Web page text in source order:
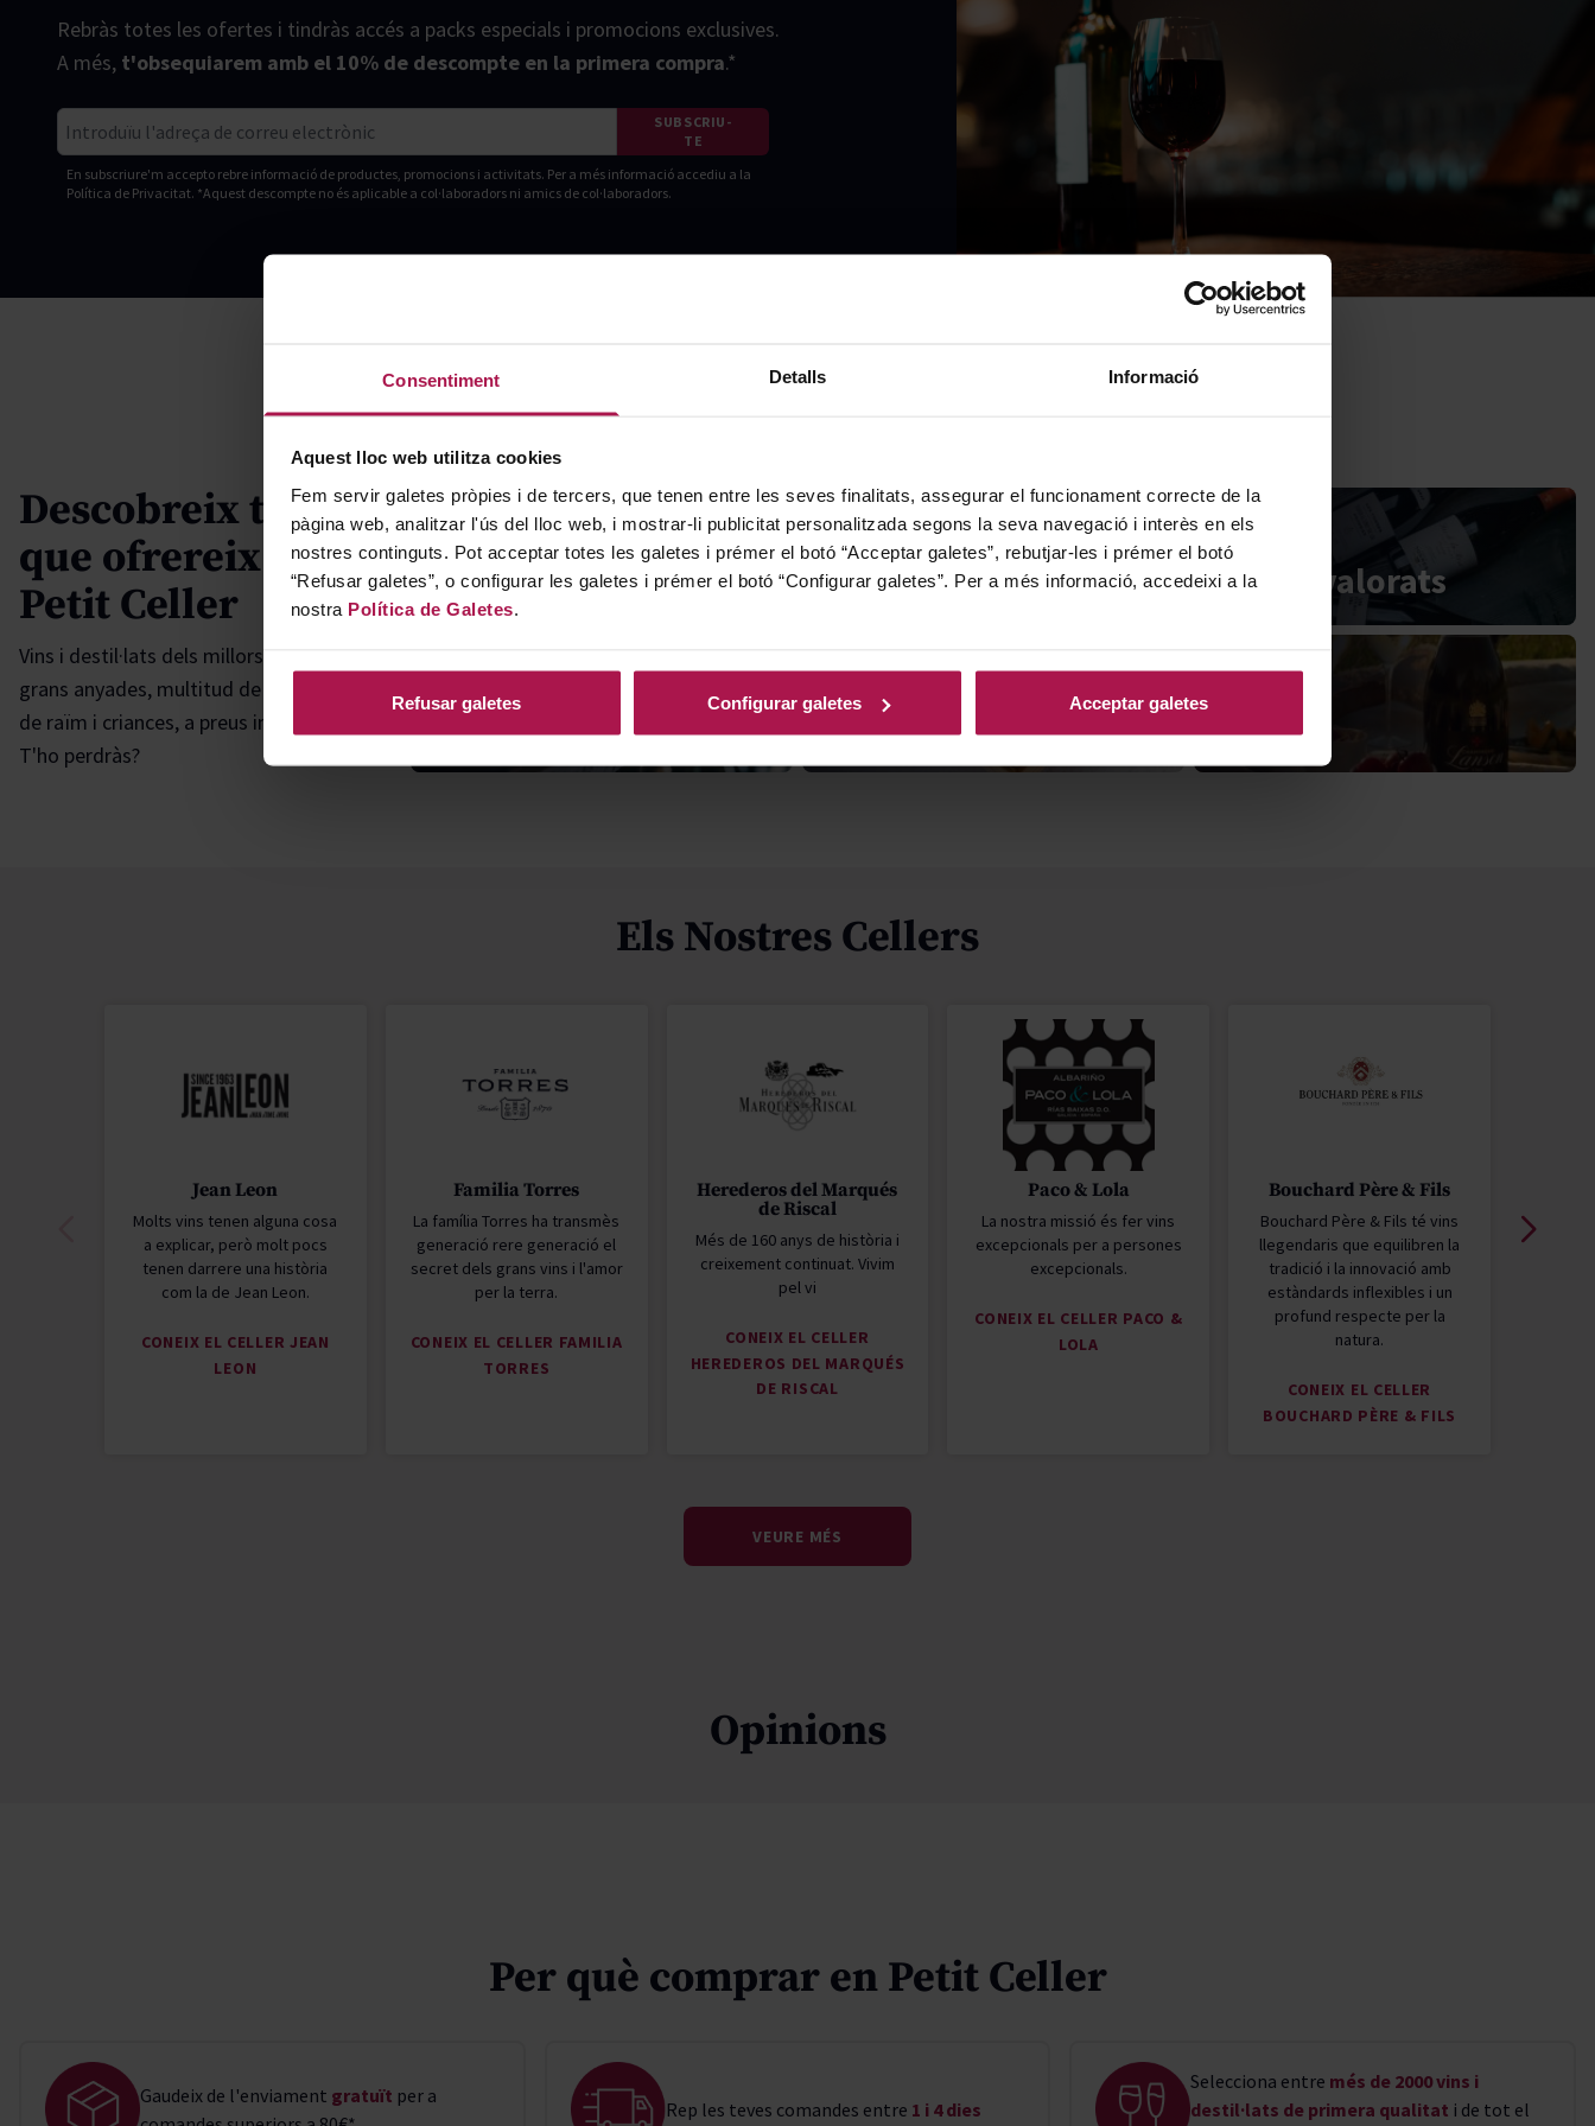
Consentiment Detalls Informació
Aquest lloc web utilitza cookies
Fem servir galetes pròpies i de tercers, que tenen entre les seves finalitats, assegurar el funcionament correcte de la
pàgina web, analitzar l'ús del lloc web, i mostrar-li publicitat personalitzada segons la seva navegació i interès en els
nostres continguts. Pot acceptar totes les galetes i prémer el botó “Acceptar galetes”, rebutjar-les i prémer el botó
“Refusar galetes”, o configurar les galetes i prémer el botó “Configurar galetes”. Per a més informació, accedeixi a la
nostra Política de Galetes
Refusar galetes Configurar galetes Acceptar galetes
Rebràs totes les ofertes i tindràs accés a packs especials i promocions exclusives.
A més, t'obsequiarem amb el 10% de descompte en la primera compra.*
SUBSCRIU-
TE
En subscriure'm accepto rebre informació de productes, promocions i activitats. Per a més informació accediu a la
Política de Privacitat. *Aquest descompte no és aplicable a col·laboradors ni amics de col·laboradors.
Descobreix tot el
que ofrereix el
Petit Celler
Vins i destil·lats dels millors cellers,
grans anyades, multitud de varietats
de raïm i criances, a preus increïbles!
T'ho perdràs?
Novetats Packs regal
Millor valorats
Blog
Els Nostres Cellers
Jean Leon
Molts vins tenen alguna cosa
a explicar, però molt pocs
tenen darrere una història
com la de Jean Leon.
CONEIX EL CELLER JEAN
LEON
Familia Torres
La família Torres ha transmès
generació rere generació el
secret dels grans vins i l'amor
per la terra.
CONEIX EL CELLER FAMILIA
TORRES
Herederos del Marqués
de Riscal
Més de 160 anys de història i
creixement continuat. Vivim
pel vi
CONEIX EL CELLER
HEREDEROS DEL MARQUÉS
DE RISCAL
Paco & Lola
La nostra missió és fer vins
excepcionals per a persones
excepcionals.
CONEIX EL CELLER PACO &
LOLA
Bouchard Père & Fils
Bouchard Père & Fils té vins
llegendaris que equilibren la
tradició i la innovació amb
estàndards inflexibles i un
profund respecte per la
natura.
CONEIX EL CELLER
BOUCHARD PÈRE & FILS
VEURE MÉS
Opinions
Per què comprar en Petit Celler
Gaudeix de l'enviament gratuït per a
Rep les teves comandes entre 1 i 4 dies
Selecciona entre més de 2000 vins i
destil·lats de primera qualitat i de tot el